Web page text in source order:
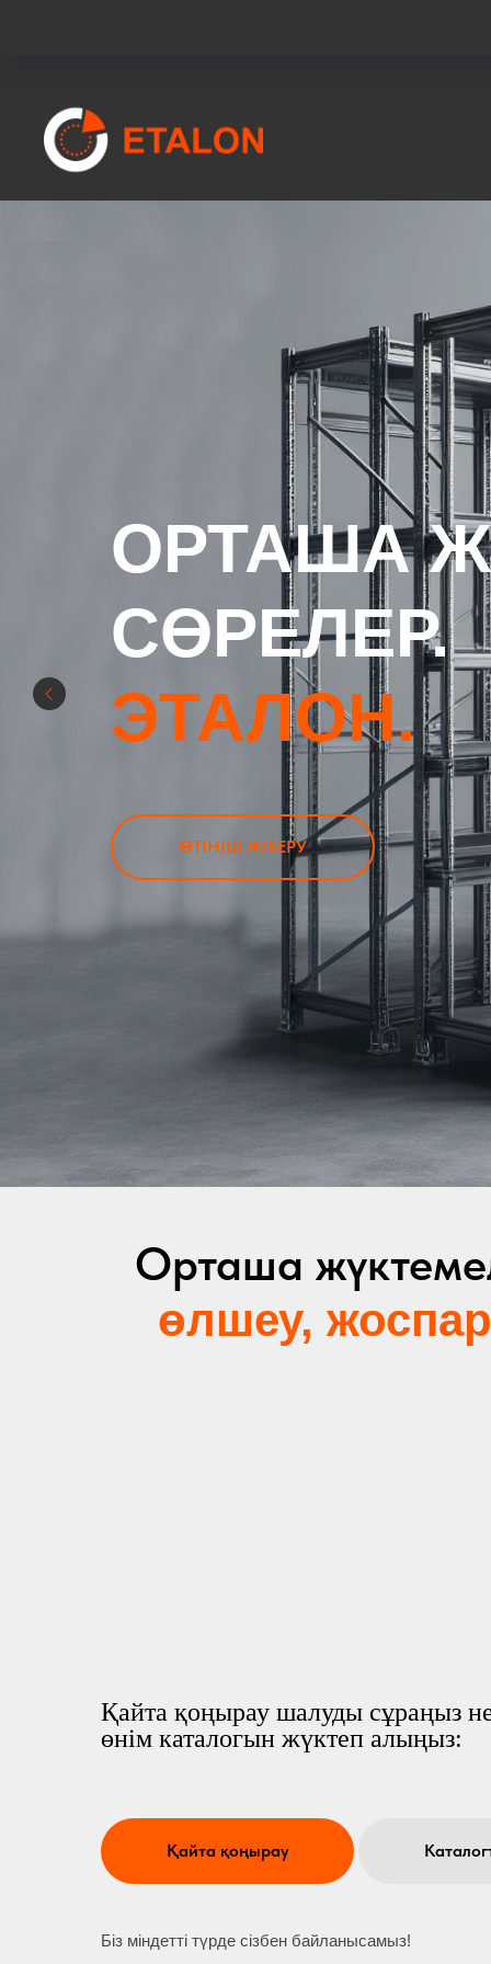
ОРТАША
СӨРЕЛЕР.
ЭТАЛОН.
ӨТІНІШ ЖІБЕРУ
Орташа
өлшеу,
Қайта қоңырау шалуды сұраңыз
өнім каталогын жүктеп алыңыз:
Қайта қоңырау
Біз міндетті түрде сізбен байланысамыз!